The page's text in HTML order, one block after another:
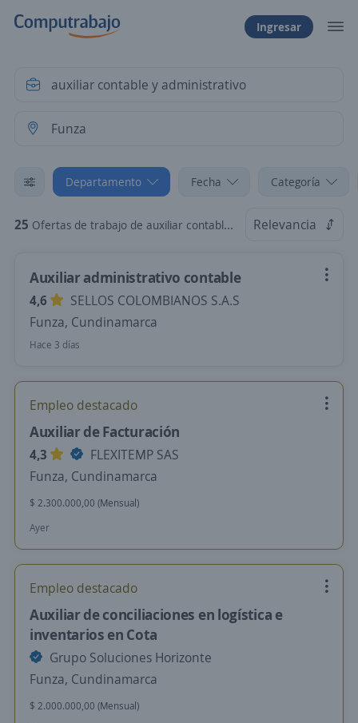
Ingresar
Departamento Fecha Categoría
25 Ofertas de trabajo de auxiliar contable y administrativo en Funza, Cundinamarca Relevancia
Auxiliar administrativo contable
4,6
SELLOS COLOMBIANOS S.A.S
Funza, Cundinamarca
Hace 3 días
Empleo destacado
Auxiliar de Facturación
4,3
FLEXITEMP SAS
Funza, Cundinamarca
$ 2.300.000,00 (Mensual)
Ayer
Empleo destacado
Auxiliar de conciliaciones en logística e
inventarios en Cota
Grupo Soluciones Horizonte
Funza, Cundinamarca
$ 2.000.000,00 (Mensual)